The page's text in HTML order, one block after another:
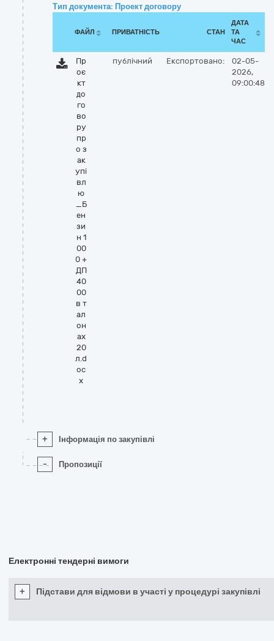
Тип документа: Проект договору
ФАЙЛ ПРИВАТНІСТЬ СТАН
ДАТА
ТА
ЧАС
Пр
оє
кт
до
го
во
ру
пр
о з
ак
упі
вл
ю
_Б
ен
зи
н 1
00
0 +
ДП
40
00
в т
ал
он
ах
20
л.d
oc
x
публічний Експортовано:
02-05-
2026,
09:00:48
+ Інформація по закупівлі
- Пропозиції
Електронні тендерні вимоги
+ Підстави для відмови в участі у процедурі закупівлі